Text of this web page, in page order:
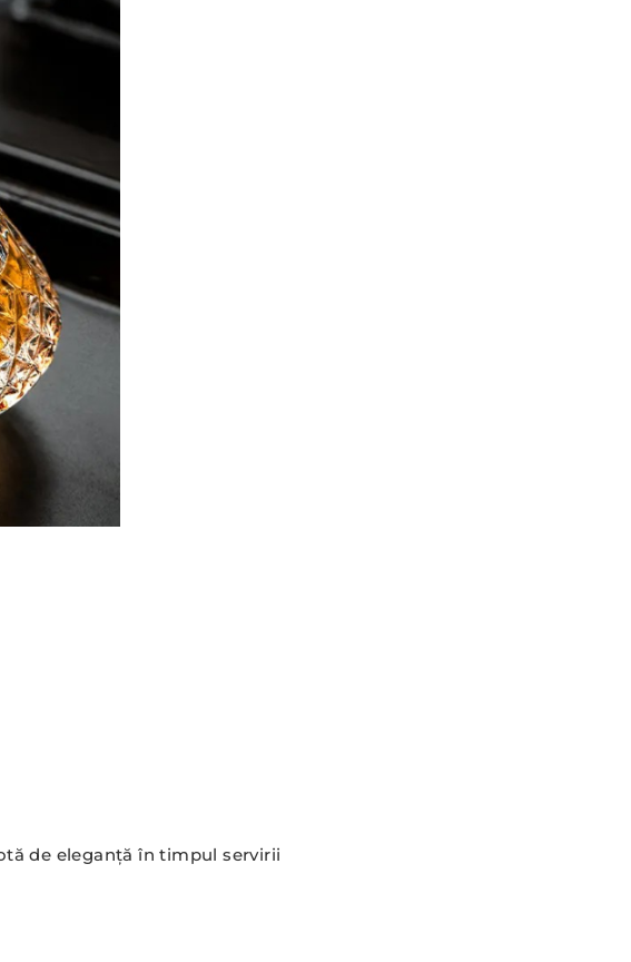
de eleganță în timpul servirii